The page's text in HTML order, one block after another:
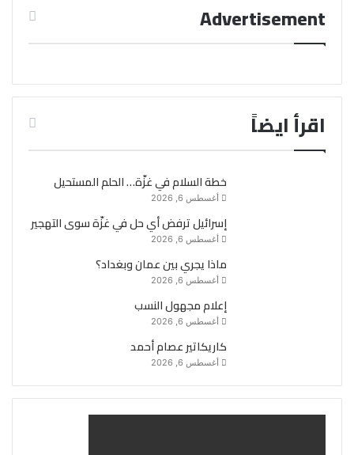
Advertisement
اقرأ ايضاً
خطة السلام في غزّة… الحلم المستحيل
أغسطس 6, 2026
إسرائيل ترفض أي حل في غزّة سوى التهجير
أغسطس 6, 2026
ماذا يجري بين عمان وبغداد؟
أغسطس 6, 2026
إعلام مجهول النسب
أغسطس 6, 2026
كاريكاتير عصام أحمد
أغسطس 6, 2026